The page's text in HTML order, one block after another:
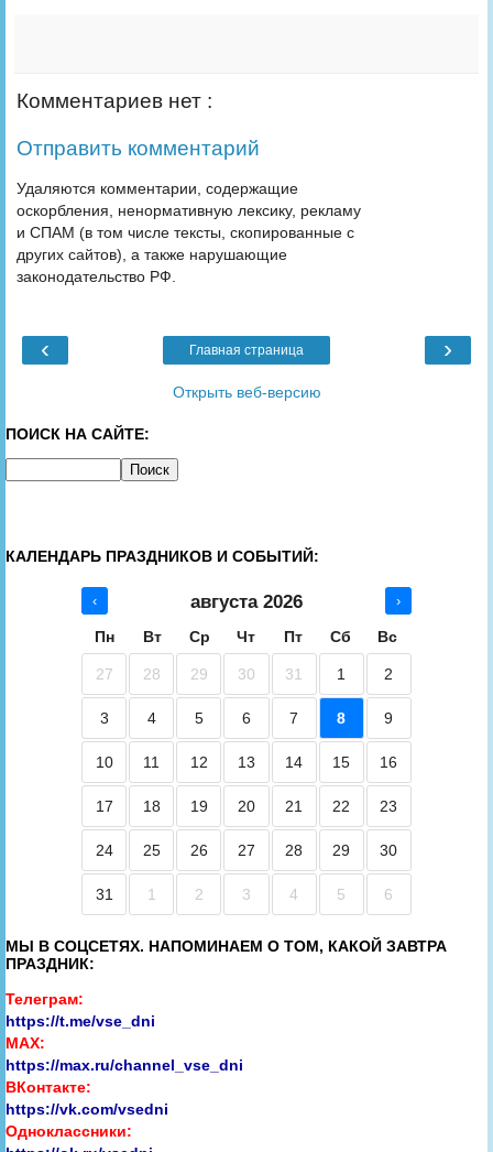
Комментариев нет :
Отправить комментарий
Удаляются комментарии, содержащие
оскорбления, ненормативную лексику, рекламу
и СПАМ (в том числе тексты, скопированные с
других сайтов), а также нарушающие
законодательство РФ.
‹ ›
Главная страница
Открыть веб-версию
ПОИСК НА САЙТЕ:
КАЛЕНДАРЬ ПРАЗДНИКОВ И СОБЫТИЙ:
‹ августа 2026 ›
Пн Вт Ср Чт Пт Сб Вс
27 28 29 30 31 1 2
3 4 5 6 7 8 9
10 11 12 13 14 15 16
17 18 19 20 21 22 23
24 25 26 27 28 29 30
31 1 2 3 4 5 6
МЫ В СОЦСЕТЯХ. НАПОМИНАЕМ О ТОМ, КАКОЙ ЗАВТРА
ПРАЗДНИК:
Телеграм:
https://t.me/vse_dni
MAX:
https://max.ru/channel_vse_dni
ВКонтакте:
https://vk.com/vsedni
Одноклассники: